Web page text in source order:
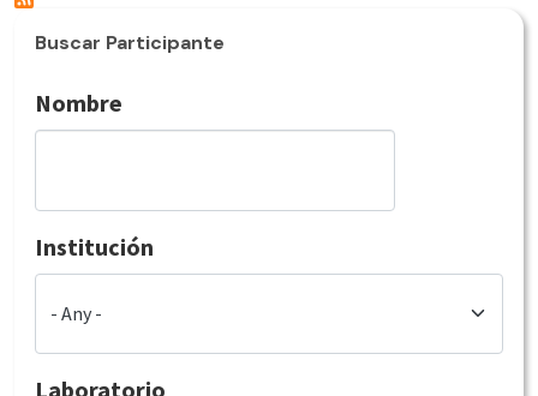
Buscar Participante
Nombre
Institución
Laboratorio